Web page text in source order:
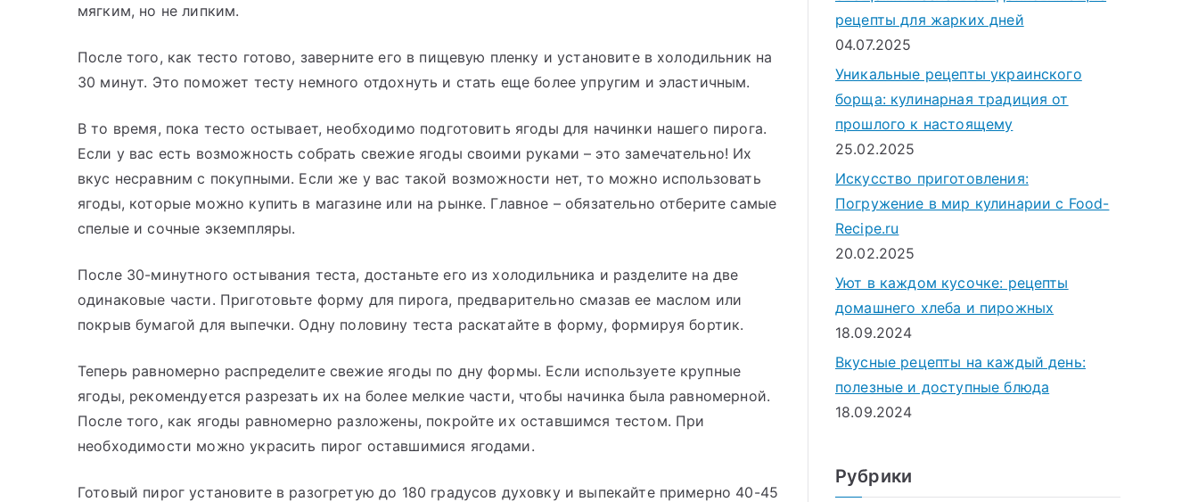
мягким, но не липким.
После того, как тесто готово, заверните его в пищевую пленку и установите в холодильник на
30 минут. Это поможет тесту немного отдохнуть и стать еще более упругим и эластичным.
В то время, пока тесто остывает, необходимо подготовить ягоды для начинки нашего пирога.
Если у вас есть возможность собрать свежие ягоды своими руками – это замечательно! Их
вкус несравним с покупными. Если же у вас такой возможности нет, то можно использовать
ягоды, которые можно купить в магазине или на рынке. Главное – обязательно отберите самые
спелые и сочные экземпляры.
После 30-минутного остывания теста, достаньте его из холодильника и разделите на две
одинаковые части. Приготовьте форму для пирога, предварительно смазав ее маслом или
покрыв бумагой для выпечки. Одну половину теста раскатайте в форму, формируя бортик.
Теперь равномерно распределите свежие ягоды по дну формы. Если используете крупные
ягоды, рекомендуется разрезать их на более мелкие части, чтобы начинка была равномерной.
После того, как ягоды равномерно разложены, покройте их оставшимся тестом. При
необходимости можно украсить пирог оставшимися ягодами.
Готовый пирог установите в разогретую до 180 градусов духовку и выпекайте примерно 40-45
рецепты для жарких дней
04.07.2025
Уникальные рецепты украинского
борща: кулинарная традиция от
прошлого к настоящему
25.02.2025
Искусство приготовления:
Погружение в мир кулинарии с Food-
Recipe.ru
20.02.2025
Уют в каждом кусочке: рецепты
домашнего хлеба и пирожных
18.09.2024
Вкусные рецепты на каждый день:
полезные и доступные блюда
18.09.2024
Рубрики